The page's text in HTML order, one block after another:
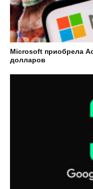
Microsoft приобрела
долларов